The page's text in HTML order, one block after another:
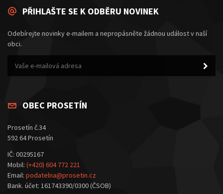
PŘIHLAŠTE SE K ODBĚRU NOVINEK
Odebírejte novinky e-mailem a nepropásněte žádnou událost v naší
obci.
OBEC PROSETÍN
Prosetín č.34
592 64 Prosetín
IČ: 00295167
Mobil: (+420) 604 772 221
Email: podatelna@prosetin.cz
Bank. účet: 161743390/0300 (ČSOB)